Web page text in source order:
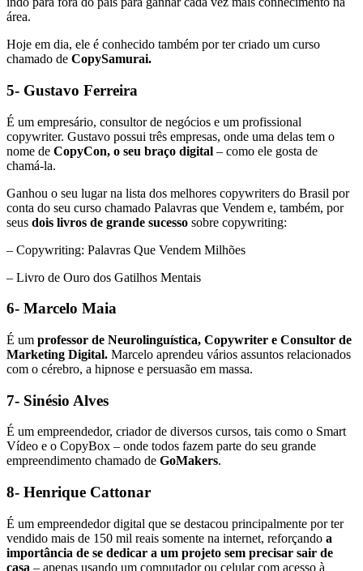
área.
Hoje em dia, ele é conhecido também por ter criado um curso
chamado de CopySamurai.
5- Gustavo Ferreira
É um empresário, consultor de negócios e um profissional
copywriter. Gustavo possui três empresas, onde uma delas tem o
nome de CopyCon, o seu braço digital – como ele gosta de
chamá-la.
Ganhou o seu lugar na lista dos melhores copywriters do Brasil por
conta do seu curso chamado Palavras que Vendem e, também, por
seus dois livros de grande sucesso sobre copywriting:
– Copywriting: Palavras Que Vendem Milhões
– Livro de Ouro dos Gatilhos Mentais
6- Marcelo Maia
É um professor de Neurolinguística, Copywriter e Consultor de
Marketing Digital. Marcelo aprendeu vários assuntos relacionados
com o cérebro, a hipnose e persuasão em massa.
7- Sinésio Alves
É um empreendedor, criador de diversos cursos, tais como o Smart
Vídeo e o CopyBox – onde todos fazem parte do seu grande
empreendimento chamado de GoMakers.
8- Henrique Cattonar
É um empreendedor digital que se destacou principalmente por ter
vendido mais de 150 mil reais somente na internet, reforçando a
importância de se dedicar a um projeto sem precisar sair de
casa – apenas usando um computador ou celular com acesso à